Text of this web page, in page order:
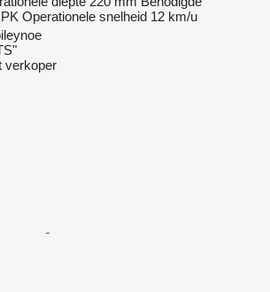
Operationele snelheid 12 km/u
verkoper